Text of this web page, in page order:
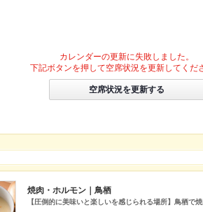
カレンダーの更新に失敗しました。
下記ボタンを押して空席状況を更新してくだ
空席状況を更新する
焼肉・ホルモン｜鳥栖
【圧倒的に美味いと楽しいを感じられる場所】鳥栖